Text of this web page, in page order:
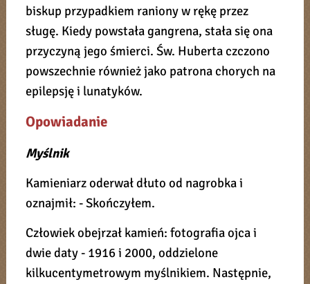
biskup przypadkiem raniony w rękę przez
sługę. Kiedy powstała gangrena, stała się ona
przyczyną jego śmierci. Św. Huberta czczono
powszechnie również jako patrona chorych na
epilepsję i lunatyków.
Opowiadanie
Myślnik
Kamieniarz oderwał dłuto od nagrobka i
oznajmił: - Skończyłem.
Człowiek obejrzał kamień: fotografia ojca i
dwie daty - 1916 i 2000, oddzielone
kilkucentymetrowym myślnikiem. Następnie,